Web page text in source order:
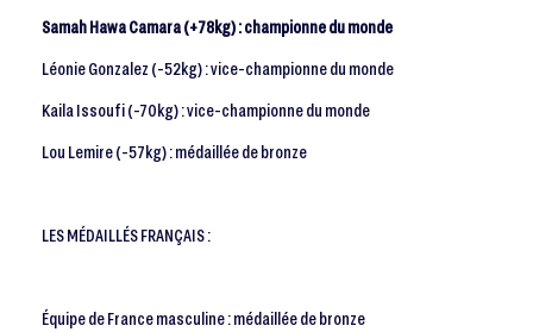
Samah Hawa Camara (+78kg) : championne du monde
Léonie Gonzalez (-52kg) : vice-championne du monde
Kaila Issoufi (-70kg) : vice-championne du monde
Lou Lemire (-57kg) : médaillée de bronze
LES MÉDAILLÉS FRANÇAIS :
Équipe de France masculine : médaillée de bronze